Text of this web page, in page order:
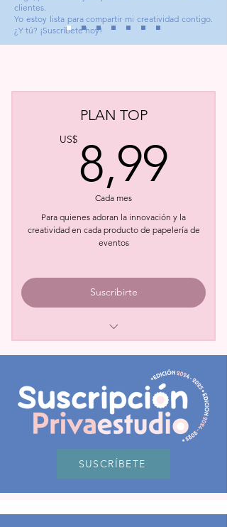
clientes.
Yo estoy lista para compartir mi creatividad contigo.
¿Y tú? ​¡Suscríbete hoy!
PLAN TOP
US$ 8,99
Cada mes
Para quienes adoran la innovación y la
creatividad en cada producto de papelería de
eventos
Suscribirte
2 Templates Digitales: Formato svg,
pdf, studio3, ai y dxf
2 Tutoriales paso a paso de los
templates digitales
1 Set de Papeles Digitales
Privaestudio
Acceso a Contacto Privado para
Dudas y Consultas Breves
SUSCRÍBETE